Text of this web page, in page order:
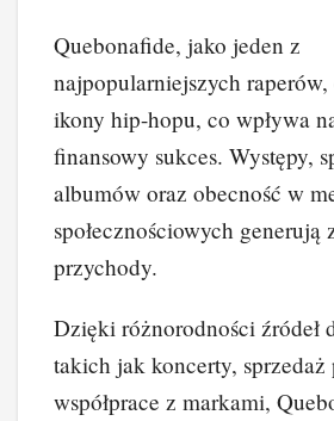
Quebonafide, jako jeden z
najpopularniejszych raperów,
ikony hip-hopu, co wpływa
finansowy sukces. Występy,
albumów oraz obecność w
społecznościowych generują
przychody.
Dzięki różnorodności źródeł
takich jak koncerty, sprzedaż
współprace z markami,